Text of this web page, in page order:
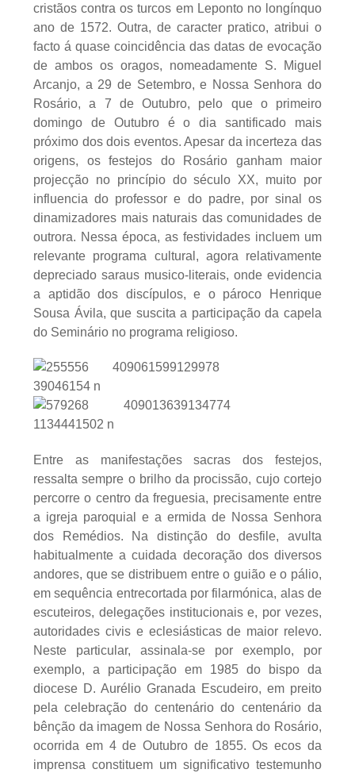
cristãos contra os turcos em Leponto no longínquo
ano de 1572. Outra, de caracter pratico, atribui o
facto á quase coincidência das datas de evocação
de ambos os oragos, nomeadamente S. Miguel
Arcanjo, a 29 de Setembro, e Nossa Senhora do
Rosário, a 7 de Outubro, pelo que o primeiro
domingo de Outubro é o dia santificado mais
próximo dos dois eventos. Apesar da incerteza das
origens, os festejos do Rosário ganham maior
projecção no princípio do século XX, muito por
influencia do professor e do padre, por sinal os
dinamizadores mais naturais das comunidades de
outrora. Nessa época, as festividades incluem um
relevante programa cultural, agora relativamente
depreciado saraus musico-literais, onde evidencia
a aptidão dos discípulos, e o pároco Henrique
Sousa Ávila, que suscita a participação da capela
do Seminário no programa religioso.
Entre as manifestações sacras dos festejos,
ressalta sempre o brilho da procissão, cujo cortejo
percorre o centro da freguesia, precisamente entre
a igreja paroquial e a ermida de Nossa Senhora
dos Remédios. Na distinção do desfile, avulta
habitualmente a cuidada decoração dos diversos
andores, que se distribuem entre o guião e o pálio,
em sequência entrecortada por filarmónica, alas de
escuteiros, delegações institucionais e, por vezes,
autoridades civis e eclesiásticas de maior relevo.
Neste particular, assinala-se por exemplo, por
exemplo, a participação em 1985 do bispo da
diocese D. Aurélio Granada Escudeiro, em preito
pela celebração do centenário do centenário da
bênção da imagem de Nossa Senhora do Rosário,
ocorrida em 4 de Outubro de 1855. Os ecos da
imprensa constituem um significativo testemunho